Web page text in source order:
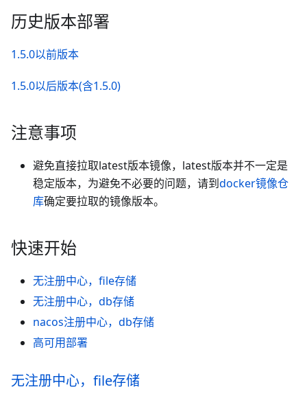
历史版本部署
1.5.0以前版本
1.5.0以后版本(含1.5.0)
注意事项
避免直接拉取latest版本镜像，latest版本并不一定是
稳定版本，为避免不必要的问题，请到docker镜像仓
库确定要拉取的镜像版本。
快速开始
无注册中心，file存储
无注册中心，db存储
nacos注册中心，db存储
高可用部署
无注册中心，file存储